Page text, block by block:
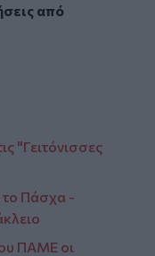
από
"Γειτόνισσες
το Πάσχα -
ΠΑΜΕ οι